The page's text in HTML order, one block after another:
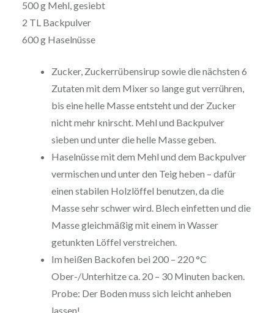
500 g Mehl, gesiebt
2 TL Backpulver
600 g Haselnüsse
Zucker, Zuckerrübensirup sowie die nächsten 6
Zutaten mit dem Mixer so lange gut verrühren,
bis eine helle Masse entsteht und der Zucker
nicht mehr knirscht. Mehl und Backpulver
sieben und unter die helle Masse geben.
Haselnüsse mit dem Mehl und dem Backpulver
vermischen und unter den Teig heben – dafür
einen stabilen Holzlöffel benutzen, da die
Masse sehr schwer wird. Blech einfetten und die
Masse gleichmäßig mit einem in Wasser
getunkten Löffel verstreichen.
Im heißen Backofen bei 200 – 220 °C
Ober-/Unterhitze ca. 20 – 30 Minuten backen.
Probe: Der Boden muss sich leicht anheben
lassen!